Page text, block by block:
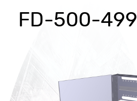
FD-500-499